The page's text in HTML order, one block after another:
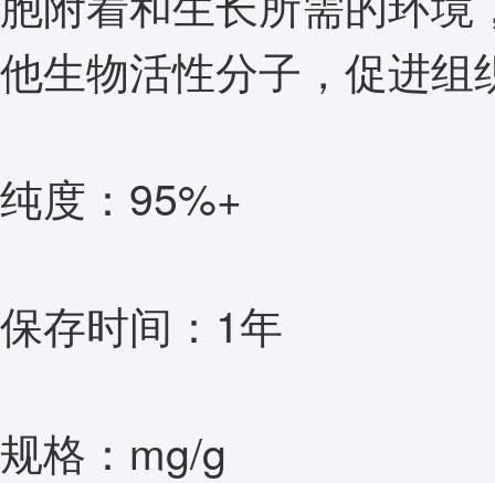
他生物活性分子，促进组
纯度：95%+
保存时间：1年
规格：mg/g